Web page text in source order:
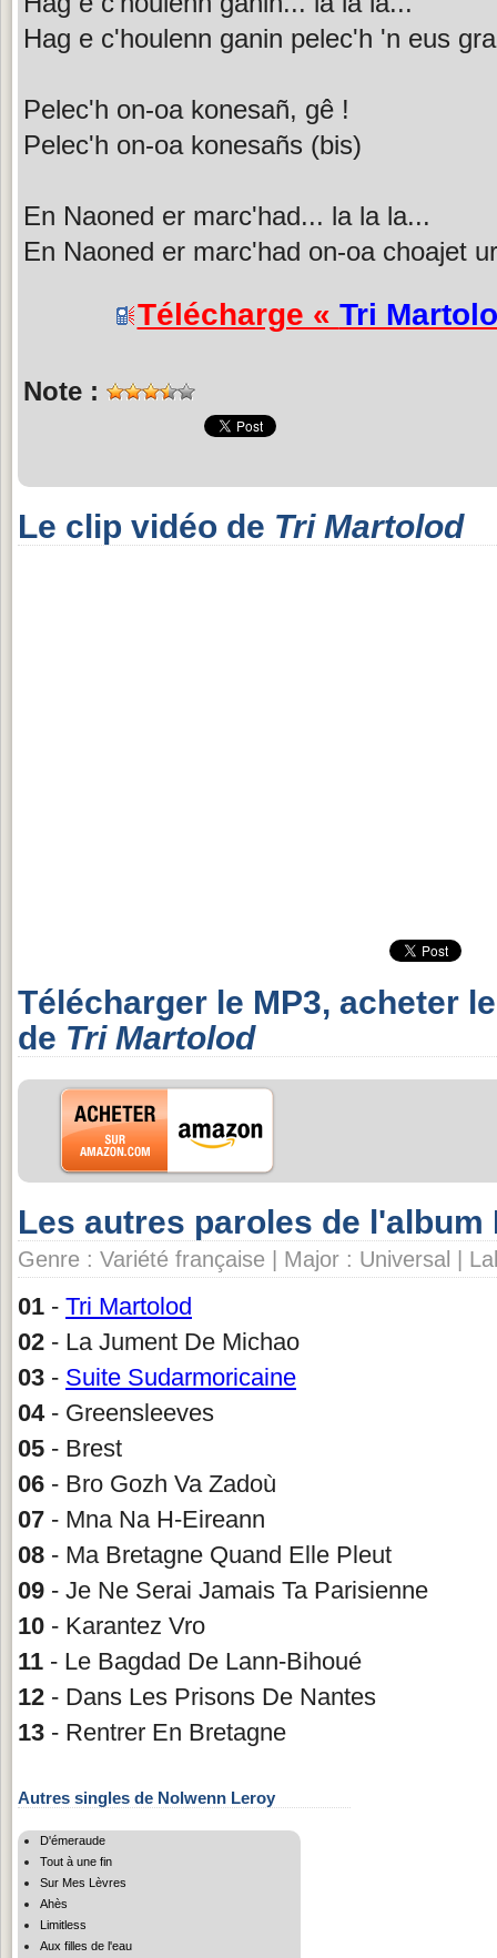
Hag e c'houlenn ganin pelec'h 'n eus
Pelec'h on-oa konesañ, gê !
Pelec'h on-oa konesañs (bis)
En Naoned er marc'had... la la la...
En Naoned er marc'had on-oa choajet
Télécharge « Tri
Note :
Le clip vidéo de Tri Martolod
Télécharger le MP3, acheter
de Tri Martolod
Les autres paroles de l'album
Genre : Variété française | Major : Universal |
01 - Tri Martolod
02 - La Jument De Michao
03 - Suite Sudarmoricaine
04- Greensleeves
05 - Brest
06 - Bro Gozh Va Zadoù
07 - Mna Na H-Eireann
08 - Ma Bretagne Quand Elle Pleut
09 - Je Ne Serai Jamais Ta Parisienne
10 - Karantez Vro
11 - Le Bagdad De Lann-Bihoué
12 - Dans Les Prisons De Nantes
13 - Rentrer En Bretagne
Autres singles de Nolwenn Leroy
D'émeraude
Tout à une fin
Sur Mes Lèvres
Ahès
Limitless
Aux filles de l'eau